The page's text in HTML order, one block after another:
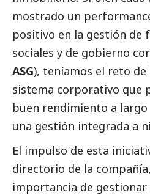
mostrado un
positivo en la gestión de
sociales y de gobierno
ASG), teníamos el reto
sistema corporativo que
buen rendimiento a
una gestión integrada a
El impulso de esta
directorio de la
importancia de gestionar